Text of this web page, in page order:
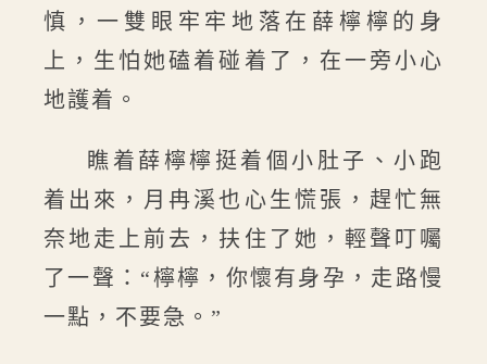
慎，一雙眼牢牢地落在薛檸檸的身
上，生怕她磕着碰着了，在一旁小心
地護着。
瞧着薛檸檸挺着個小肚子、小跑
着出來，月冉溪也心生慌張，趕忙無
奈地走上前去，扶住了她，輕聲叮囑
了一聲：“檸檸，你懷有身孕，走路慢
一點，不要急。”